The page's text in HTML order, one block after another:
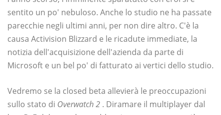
sentito un po' nebuloso. Anche lo studio ne ha passate
parecchie negli ultimi anni, per non dire altro. C'è la
causa Activision Blizzard e le ricadute immediate, la
notizia dell'acquisizione dell'azienda da parte di
Microsoft e un bel po' di fatturato ai vertici dello studio.
Vedremo se la closed beta allevierà le preoccupazioni
sullo stato di Overwatch 2 . Diramare il multiplayer dal